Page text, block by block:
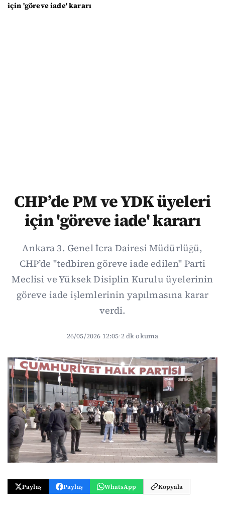
için 'göreve iade' kararı
CHP’de PM ve YDK üyeleri
için 'göreve iade' kararı
Ankara 3. Genel İcra Dairesi Müdürlüğü,
CHP’de "tedbiren göreve iade edilen" Parti
Meclisi ve Yüksek Disiplin Kurulu üyelerinin
göreve iade işlemlerinin yapılmasına karar
verdi.
26/05/2026 12:05·2 dk okuma
Paylaş Paylaş WhatsApp Kopyala